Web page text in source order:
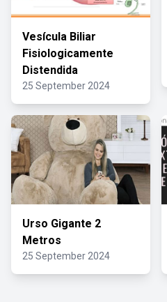
Vesícula Biliar
Fisiologicamente
Distendida
25 September 2024
Urso Gigante 2
Metros
25 September 2024